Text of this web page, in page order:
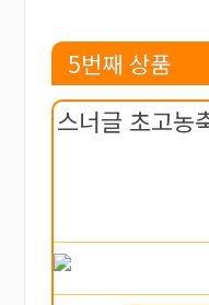
5번째 상품
스너글 초고농